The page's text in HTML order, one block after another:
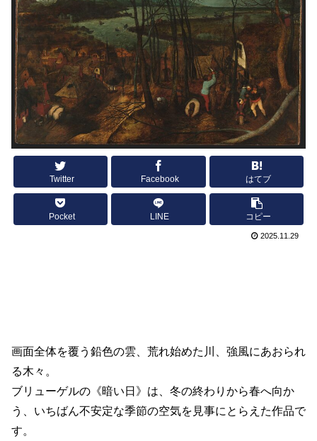
Twitter Facebook はてブ
Pocket LINE コピー
2025.11.29
画面全体を覆う鉛色の雲、荒れ始めた川、強風にあおられ
る木々。
ブリューゲルの《暗い日》は、冬の終わりから春へ向か
う、いちばん不安定な季節の空気を見事にとらえた作品で
す。